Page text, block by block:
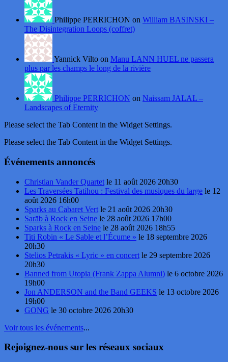
Philippe PERRICHON on William BASINSKI –
The Disintegration Loops (coffret)
Yannick Vilto on Manu LANN HUEL ne passera
plus par les champs le long de la rivière
Philippe PERRICHON on Naissam JALAL –
Landscapes of Eternity
Please select the Tab Content in the Widget Settings.
Please select the Tab Content in the Widget Settings.
Événements annoncés
Christian Vander Quartet le 11 août 2026 20h30
Les Traversées Tatihou : Festival des musiques du large le 12
août 2026 16h00
Sparks au Cabaret Vert le 21 août 2026 20h30
Sarāb à Rock en Seine le 28 août 2026 17h00
Sparks à Rock en Seine le 28 août 2026 18h55
Titi Robin « Le Sable et l’Écume » le 18 septembre 2026
20h30
Stelios Petrakis « Lyric » en concert le 29 septembre 2026
20h30
Banned from Utopia (Frank Zappa Alumni) le 6 octobre 2026
19h00
Jon ANDERSON and the Band GEEKS le 13 octobre 2026
19h00
GONG le 30 octobre 2026 20h30
Voir tous les événements...
Rejoignez-nous sur les réseaux sociaux